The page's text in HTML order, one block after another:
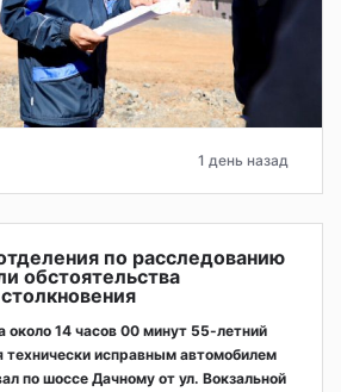
1 день назад
по расследованию
обстоятельства
около 14 часов 00 минут 55-летний
технически исправным автомобилем
по шоссе Дачному от ул. Вокзальной